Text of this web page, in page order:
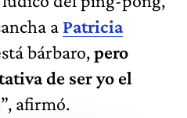
a Patricia
bárbaro,pero
de ser yo el
”, afirmó.